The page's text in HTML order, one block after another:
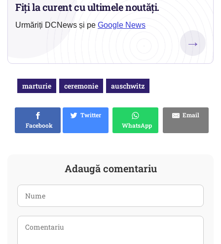
Fiți la curent cu ultimele noutăți.
Urmăriți DCNews și pe Google News
→
marturie ceremonie auschwitz
Facebook
Twitter
WhatsApp
Email
Adaugă comentariu